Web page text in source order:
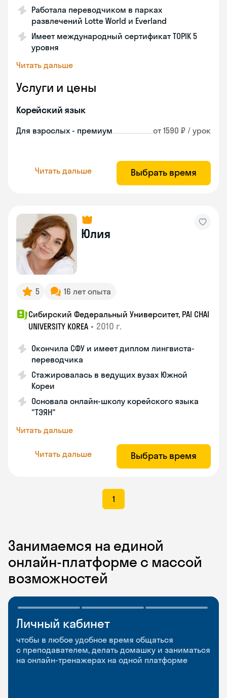
Работала переводчиком в парках
развлечений Lotte World и Everland
Имеет международный сертификат TOPIK 5
уровня
Читать дальше
Услуги и цены
Корейский язык
Для взрослых - премиум от 1590 ₽ / урок
Читать дальше Выбрать время
Юлия
5 16 лет опыта
Сибирский Федеральный Университет, PAI CHAI
UNIVERSITY KOREA • 2010 г.
Окончила СФУ и имеет диплом лингвиста-
переводчика
Стажировалась в ведущих вузах Южной
Кореи
Основала онлайн-школу корейского языка
"ТЭЯН"
Читать дальше
Читать дальше Выбрать время
1
Занимаемся на единой
онлайн-платформе с массой
возможностей
Личный кабинет
чтобы в любое удобное время общаться
с преподавателем, делать домашку и заниматься
на онлайн-тренажерах на одной платформе
Мобильное
приложение
чтобы заниматься и изучать новые слова где
и когда удобно
Разговорные клубы
и Talks
Групповые занятия для разговорной практики
и индивидуальные встречи с преподавателями